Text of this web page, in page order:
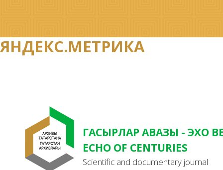
ЯНДЕКС.МЕТРИКА
ГАСЫРЛАР АВАЗЫ - ЭХО
ECHO OF CENTURIES
Scientific and documentary journal